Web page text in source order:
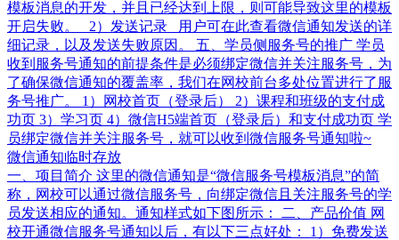
模板消息的开发，并且已经达到上限，则可能导致这里的模板
开启失败。 2）发送记录 用户可在此查看微信通知发送的详
细记录，以及发送失败原因。 五、学员侧服务号的推广 学员
收到服务号通知的前提条件是必须绑定微信并关注服务号，为
了确保微信通知的覆盖率，我们在网校前台多处位置进行了服
务号推广。 1）网校首页（登录后） 2）课程和班级的支付成
功页 3）学习页 4）微信H5端首页（登录后）和支付成功页 学
员绑定微信并关注服务号，就可以收到微信服务号通知啦~
微信通知临时存放
一、项目简介 这里的微信通知是“微信服务号模板消息”的简
称，网校可以通过微信服务号，向绑定微信且关注服务号的学
员发送相应的通知。通知样式如下图所示： 二、产品价值 网
校开通微信服务号通知以后，有以下三点好处： 1）免费发送